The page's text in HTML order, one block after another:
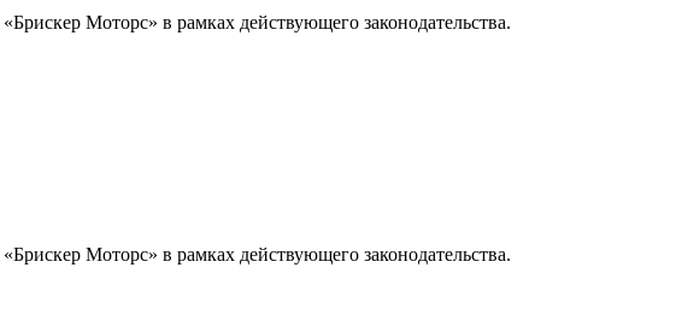
«Брискер Моторс» в рамках действующего законодательства.
«Брискер Моторс» в рамках действующего законодательства.